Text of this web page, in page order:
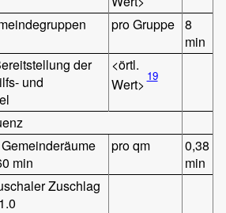
pro Gruppe 8
min
der
und
<örtl.
Wert> 19
min
pro qm
0,38
min
Zuschlag